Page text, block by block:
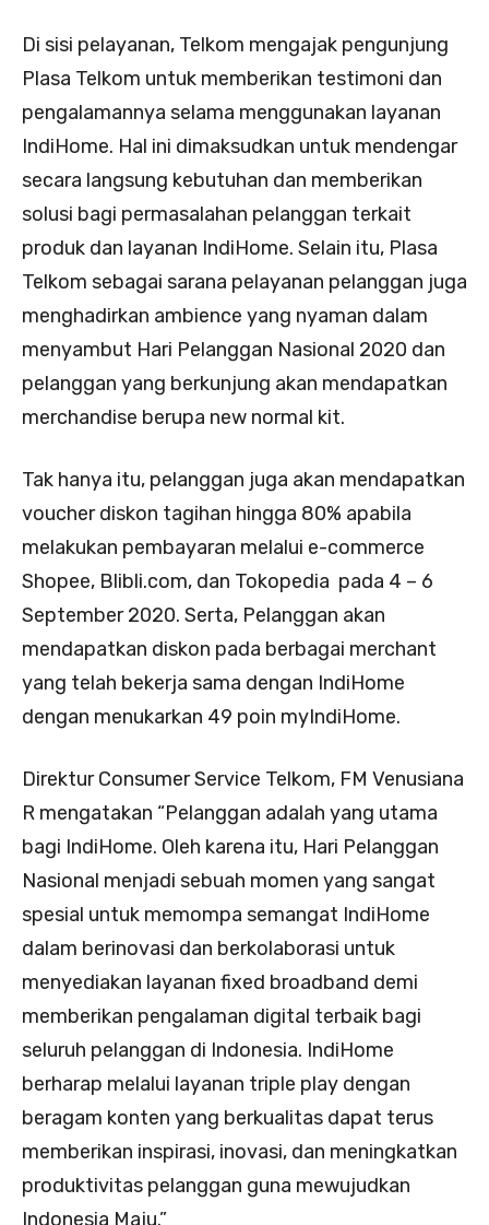
Di sisi pelayanan, Telkom mengajak pengunjung
Plasa Telkom untuk memberikan testimoni dan
pengalamannya selama menggunakan layanan
IndiHome. Hal ini dimaksudkan untuk mendengar
secara langsung kebutuhan dan memberikan
solusi bagi permasalahan pelanggan terkait
produk dan layanan IndiHome. Selain itu, Plasa
Telkom sebagai sarana pelayanan pelanggan juga
menghadirkan ambience yang nyaman dalam
menyambut Hari Pelanggan Nasional 2020 dan
pelanggan yang berkunjung akan mendapatkan
merchandise berupa new normal kit.
Tak hanya itu, pelanggan juga akan mendapatkan
voucher diskon tagihan hingga 80% apabila
melakukan pembayaran melalui e-commerce
Shopee, Blibli.com, dan Tokopedia pada 4 – 6
September 2020. Serta, Pelanggan akan
mendapatkan diskon pada berbagai merchant
yang telah bekerja sama dengan IndiHome
dengan menukarkan 49 poin myIndiHome.
Direktur Consumer Service Telkom, FM Venusiana
R mengatakan “Pelanggan adalah yang utama
bagi IndiHome. Oleh karena itu, Hari Pelanggan
Nasional menjadi sebuah momen yang sangat
spesial untuk memompa semangat IndiHome
dalam berinovasi dan berkolaborasi untuk
menyediakan layanan fixed broadband demi
memberikan pengalaman digital terbaik bagi
seluruh pelanggan di Indonesia. IndiHome
berharap melalui layanan triple play dengan
beragam konten yang berkualitas dapat terus
memberikan inspirasi, inovasi, dan meningkatkan
produktivitas pelanggan guna mewujudkan
Indonesia Maju.”